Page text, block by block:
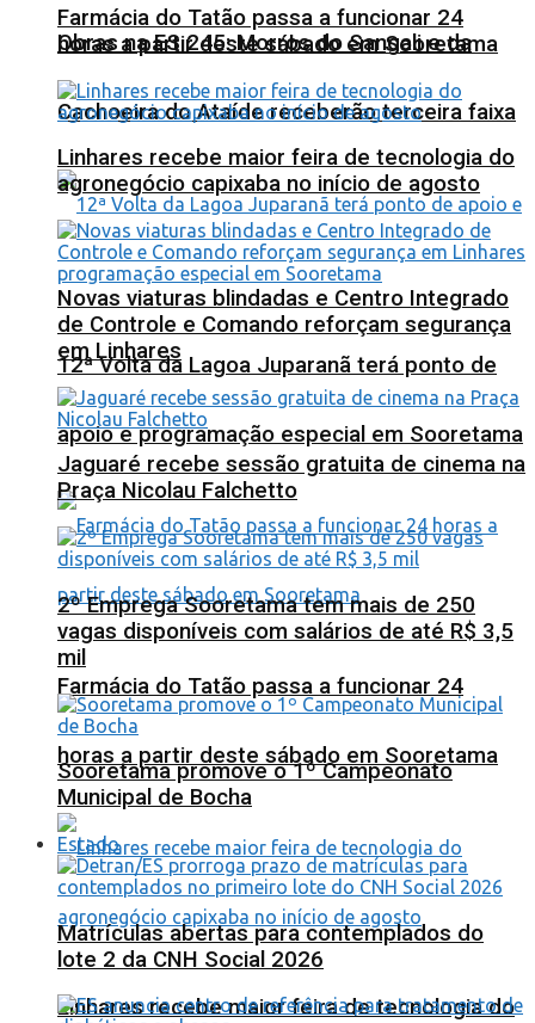
Obras na ES 245: Morros do Sangali e da
Cachoeira do Ataíde receberão terceira faixa
12ª Volta da Lagoa Juparanã terá ponto de
apoio e programação especial em Sooretama
Farmácia do Tatão passa a funcionar 24
horas a partir deste sábado em Sooretama
Linhares recebe maior feira de tecnologia do
Farmácia do Tatão passa a funcionar 24
horas a partir deste sábado em Sooretama
Linhares recebe maior feira de tecnologia do
agronegócio capixaba no início de agosto
Novas viaturas blindadas e Centro Integrado
de Controle e Comando reforçam segurança
em Linhares
Jaguaré recebe sessão gratuita de cinema na
Praça Nicolau Falchetto
2º Emprega Sooretama tem mais de 250
vagas disponíveis com salários de até R$ 3,5
mil
Sooretama promove o 1º Campeonato
Municipal de Bocha
Estado
Matrículas abertas para contemplados do
lote 2 da CNH Social 2026